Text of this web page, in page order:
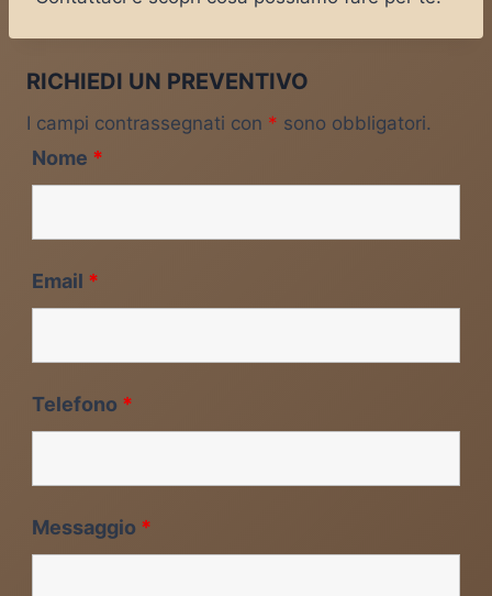
RICHIEDI UN PREVENTIVO
I campi contrassegnati con * sono obbligatori.
Nome *
Email *
Telefono *
Messaggio *